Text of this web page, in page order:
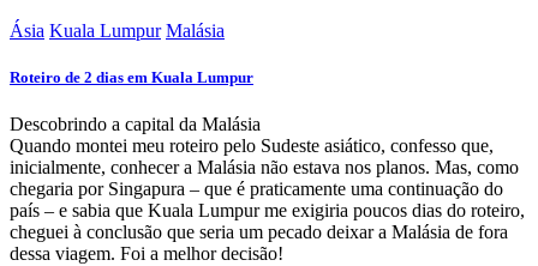
Ásia Kuala Lumpur Malásia
Roteiro de 2 dias em Kuala Lumpur
Descobrindo a capital da Malásia
Quando montei meu roteiro pelo Sudeste asiático, confesso que,
inicialmente, conhecer a Malásia não estava nos planos. Mas, como
chegaria por Singapura – que é praticamente uma continuação do
país – e sabia que Kuala Lumpur me exigiria poucos dias do roteiro,
cheguei à conclusão que seria um pecado deixar a Malásia de fora
dessa viagem. Foi a melhor decisão!